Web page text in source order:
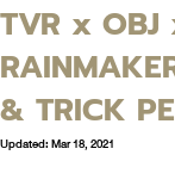
TVR x OBJ
& TRICK
Updated:Mar 18, 2021